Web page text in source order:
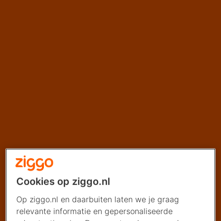
Cookies op ziggo.nl
Op ziggo.nl en daarbuiten laten we je graag
relevante informatie en gepersonaliseerde